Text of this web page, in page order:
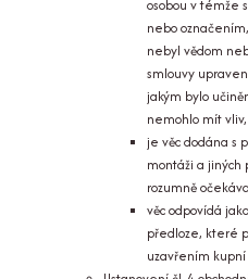
osobou v témže
nebo
nebyl vědom
smlouvy
jakým bylo
nemohlo mít vliv,
je věc dodána s
montáži a jiných
rozumně
věc odpovídá
předloze, které
uzavřením kupní